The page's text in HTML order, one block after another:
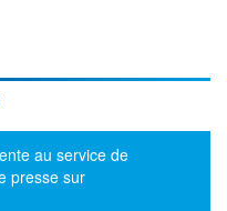
au service de
presse sur